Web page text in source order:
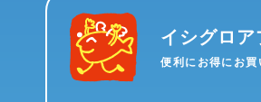
イシグロア
便利にお得にお買